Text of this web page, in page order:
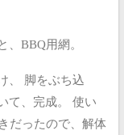
BBQ用網。
脚をぶち込
、完成。
使い
だったので、解体